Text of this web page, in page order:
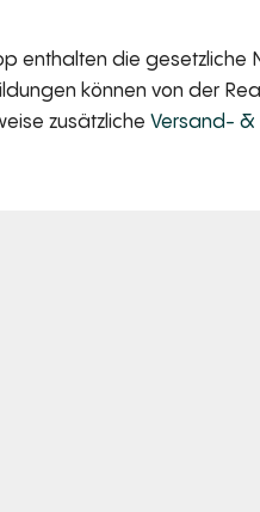
enthalten die
können von der
zusätzliche Versand- &